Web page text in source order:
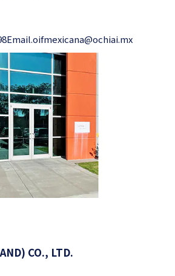
Email.oifmexicana@ochiai.mx
CO., LTD.